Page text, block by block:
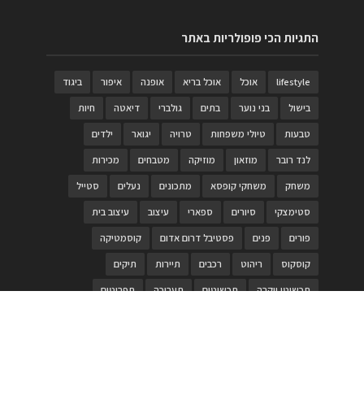
התגיות הכי פופולריות באתר
lifestyle אוכל אוכל בריא אופנה איפור
ביגוד
בישול
בני נוער בתים גולברי דיאטה
חיות
טבעות
טיולי משפחות טרויה יגואר
ילדים
לנד רובר
מוזאון מוזיקה מטבחים
מכירות
משחק
משחקי קופסא מתכונים נעלים
סטייל
סטימצקי
סיורים ספארי עיצוב
עיצוב בית
פורים
פנים פסטיבל דרום אדום
קוסמטיקה
קוסקוס
ריהוט רכבים תיירות
תיקים
תכשיטי יוקרה
תכשיטים תערוכה תפריטים